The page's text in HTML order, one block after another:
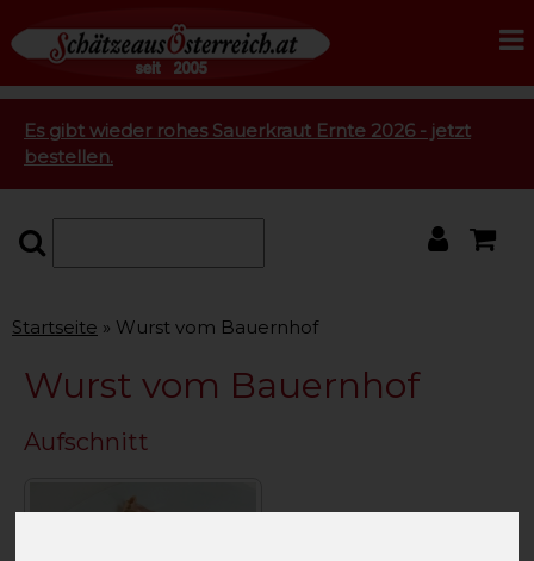
Es gibt wieder rohes Sauerkraut Ernte 2026 - jetzt
bestellen.
Startseite Wurst vom Bauernhof
Wurst vom Bauernhof
Aufschnitt